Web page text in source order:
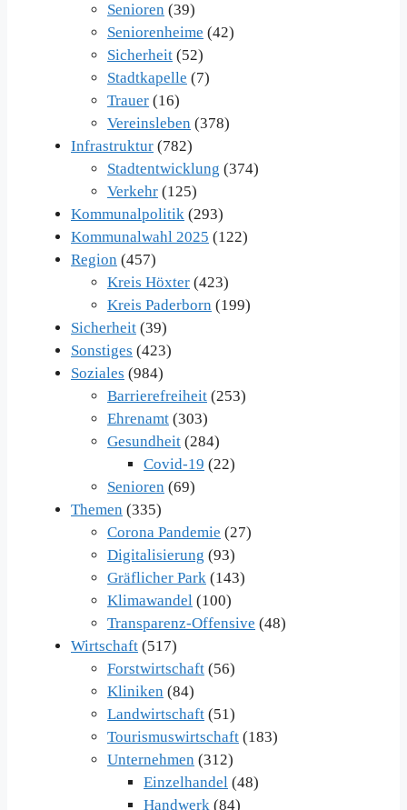
Senioren (39)
Seniorenheime (42)
Sicherheit (52)
Stadtkapelle (7)
Trauer (16)
Vereinsleben (378)
Infrastruktur (782)
Stadtentwicklung (374)
Verkehr (125)
Kommunalpolitik (293)
Kommunalwahl 2025 (122)
Region (457)
Kreis Höxter (423)
Kreis Paderborn (199)
Sicherheit (39)
Sonstiges (423)
Soziales (984)
Barrierefreiheit (253)
Ehrenamt (303)
Gesundheit (284)
Covid-19 (22)
Senioren (69)
Themen (335)
Corona Pandemie (27)
Digitalisierung (93)
Gräflicher Park (143)
Klimawandel (100)
Transparenz-Offensive (48)
Wirtschaft (517)
Forstwirtschaft (56)
Kliniken (84)
Landwirtschaft (51)
Tourismuswirtschaft (183)
Unternehmen (312)
Einzelhandel (48)
Handwerk (84)